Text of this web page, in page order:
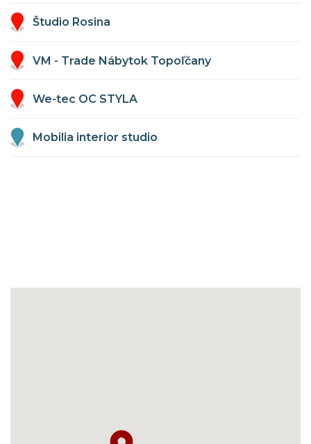
Študio Rosina
VM - Trade Nábytok Topoľčany
We-tec OC STYLA
Mobilia interior studio